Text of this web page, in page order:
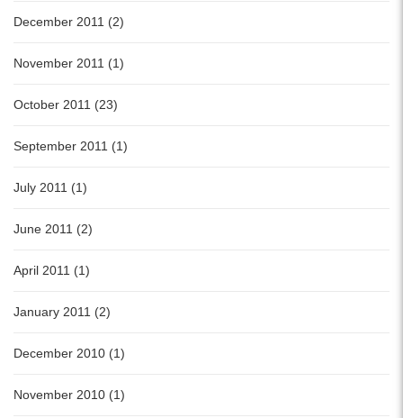
December 2011 (2)
November 2011 (1)
October 2011 (23)
September 2011 (1)
July 2011 (1)
June 2011 (2)
April 2011 (1)
January 2011 (2)
December 2010 (1)
November 2010 (1)